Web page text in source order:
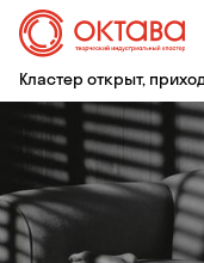
Кластер открыт,